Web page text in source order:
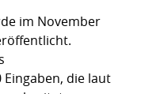
im November
die laut